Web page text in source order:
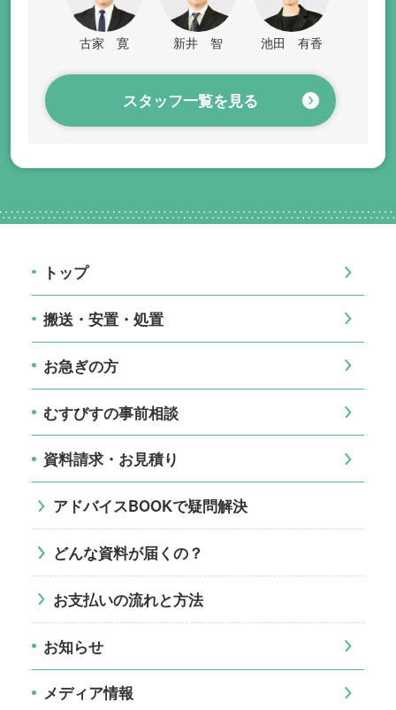
古家 寛 新井 智 池田 有香
スタッフ一覧を見る
トップ
搬送・安置・処置
お急ぎの方
むすびすの事前相談
資料請求・お見積り
アドバイスBOOKで疑問解決
どんな資料が届くの？
お支払いの流れと方法
お知らせ
メディア情報